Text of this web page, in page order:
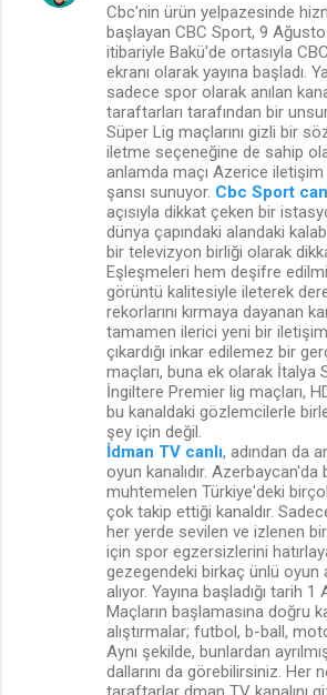
Cbc'nin ürün yelpazesinde
başlayan CBC Sport, 9
itibariyle Bakü'de ortasıyla
ekranı olarak yayına başladı.
sadece spor olarak anılan
taraftarları tarafından bir
Süper Lig maçlarını gizli bir
iletme seçeneğine de sahip
anlamda maçı Azerice
şansı sunuyor. Cbc Sport
açısıyla dikkat çeken bir
dünya çapındaki alandaki
bir televizyon birliği olarak
Eşleşmeleri hem deşifre
görüntü kalitesiyle ileterek
rekorlarını kırmaya dayanan
tamamen ilerici yeni bir iletişim
çıkardığı inkar edilemez bir
maçları, buna ek olarak İtalya
İngiltere Premier lig maçları,
bu kanaldaki gözlemcilerle
şey için değil.
İdman TV canlı, adından da
oyun kanalıdır. Azerbaycan'da
muhtemelen Türkiye'deki
çok takip ettiği kanaldır.
her yerde sevilen ve izlenen
için spor egzersizlerini
gezegendeki birkaç ünlü oyun
alıyor. Yayına başladığı tarih
Maçların başlamasına doğru
alıştırmalar; futbol, b-ball,
Aynı şekilde, bunlardan
dallarını da görebilirsiniz. Her